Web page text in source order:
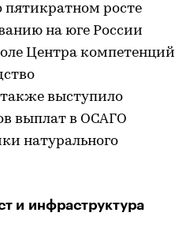
росте
на юге России
Центра компетенций
выступило
выплат в ОСАГО
натурального
и инфраструктура